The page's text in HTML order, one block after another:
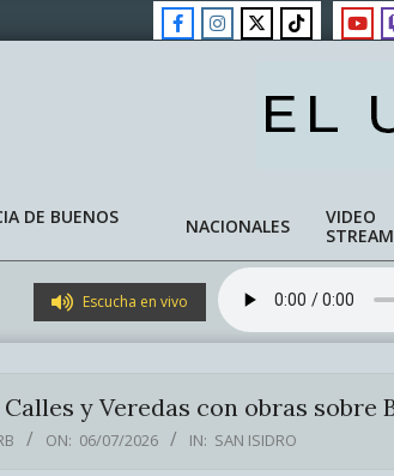
DE BUENOS
NACIONALES
VIDEO
Escucha en vivo
y Veredas con obras sobre
ON: 06/07/2026 IN: SAN ISIDRO